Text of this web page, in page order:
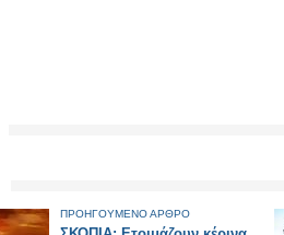
ΠΡΟΗΓΟΥΜΕΝΟ ΑΡΘΡΟ